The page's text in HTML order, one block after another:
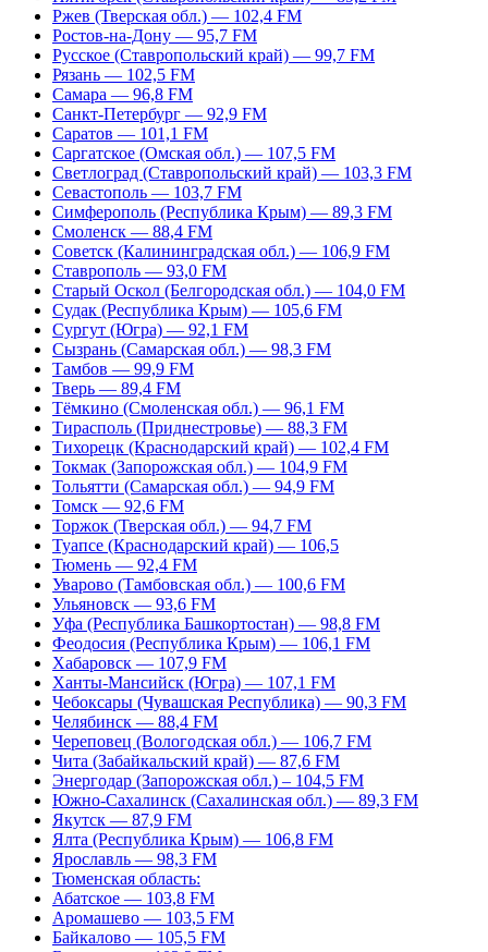
Ржев (Тверская обл.) — 102,4 FM
Ростов-на-Дону — 95,7 FM
Русское (Ставропольский край) — 99,7 FM
Рязань — 102,5 FM
Самара — 96,8 FM
Санкт-Петербург — 92,9 FM
Саратов — 101,1 FM
Саргатское (Омская обл.) — 107,5 FM
Светлоград (Ставропольский край) — 103,3 FM
Севастополь — 103,7 FM
Симферополь (Республика Крым) — 89,3 FM
Смоленск — 88,4 FM
Советск (Калининградская обл.) — 106,9 FM
Ставрополь — 93,0 FM
Старый Оскол (Белгородская обл.) — 104,0 FM
Судак (Республика Крым) — 105,6 FM
Сургут (Югра) — 92,1 FM
Сызрань (Самарская обл.) — 98,3 FM
Тамбов — 99,9 FM
Тверь — 89,4 FM
Тёмкино (Смоленская обл.) — 96,1 FM
Тирасполь (Приднестровье) — 88,3 FM
Тихорецк (Краснодарский край) — 102,4 FM
Токмак (Запорожская обл.) — 104,9 FM
Тольятти (Самарская обл.) — 94,9 FM
Томск — 92,6 FM
Торжок (Тверская обл.) — 94,7 FM
Туапсе (Краснодарский край) — 106,5
Тюмень — 92,4 FM
Уварово (Тамбовская обл.) — 100,6 FM
Ульяновск — 93,6 FM
Уфа (Республика Башкортостан) — 98,8 FM
Феодосия (Республика Крым) — 106,1 FM
Хабаровск — 107,9 FM
Ханты-Мансийск (Югра) — 107,1 FM
Чебоксары (Чувашская Республика) — 90,3 FM
Челябинск — 88,4 FM
Череповец (Вологодская обл.) — 106,7 FM
Чита (Забайкальский край) — 87,6 FM
Энергодар (Запорожская обл.) – 104,5 FM
Южно-Сахалинск (Сахалинская обл.) — 89,3 FM
Якутск — 87,9 FM
Ялта (Республика Крым) — 106,8 FM
Ярославль — 98,3 FM
Тюменская область:
Абатское — 103,8 FM
Аромашево — 103,5 FM
Байкалово — 105,5 FM